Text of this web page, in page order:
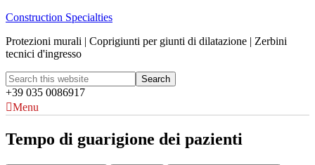
Construction Specialties
Protezioni murali | Coprigiunti per giunti di dilatazione | Zerbini
tecnici d'ingresso
+39 035 0086917
Menu
Tempo di guarigione dei pazienti